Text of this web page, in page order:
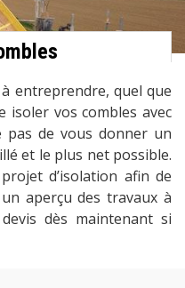
entreprendre, quel que
isoler vos combles avec
pas de vous donner un
et le plus net possible.
d’isolation afin de
aperçu des travaux à
dès maintenant si